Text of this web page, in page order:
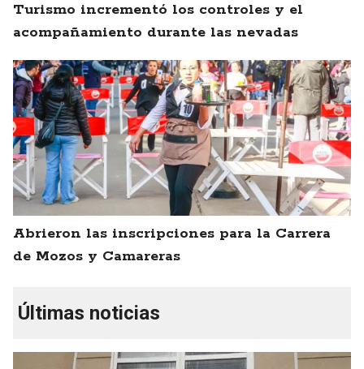
Turismo incrementó los controles y el
acompañamiento durante las nevadas
Abrieron las inscripciones para la Carrera
de Mozos y Camareras
Últimas noticias